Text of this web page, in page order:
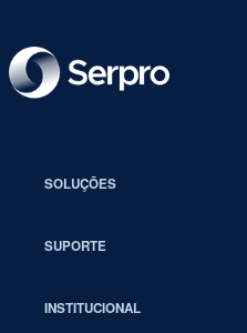
SOLUÇÕES
SUPORTE
INSTITUCIONAL